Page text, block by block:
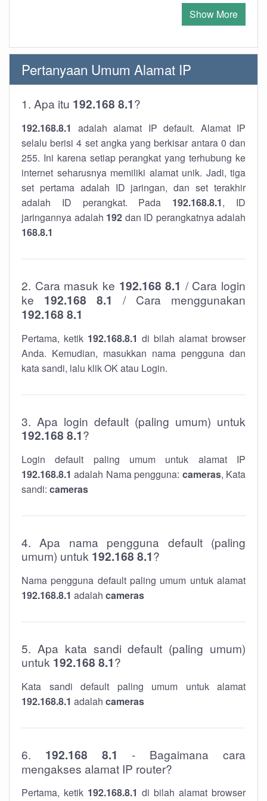
Show More
Pertanyaan Umum Alamat IP
1. Apa itu 192.168 8.1?
192.168.8.1
adalah alamat IP default. Alamat IP
selalu berisi 4 set angka yang berkisar antara 0 dan
255. Ini karena setiap perangkat yang terhubung ke
internet seharusnya memiliki alamat unik. Jadi, tiga
set pertama adalah ID jaringan, dan set terakhir
adalah ID perangkat. Pada 192.168.8.1, ID
jaringannya adalah 192 dan ID perangkatnya adalah
168.8.1
2. Cara masuk ke 192.168 8.1 / Cara login
ke 192.168 8.1 / Cara menggunakan
192.168 8.1
Pertama, ketik 192.168.8.1 di bilah alamat browser
Anda. Kemudian, masukkan nama pengguna dan
kata sandi, lalu klik OK atau Login.
3. Apa login default (paling umum) untuk
192.168 8.1?
Login default paling umum untuk alamat IP
192.168.8.1 adalah Nama pengguna: cameras, Kata
sandi: cameras
4. Apa nama pengguna default (paling
umum) untuk 192.168 8.1?
Nama pengguna default paling umum untuk alamat
192.168.8.1 adalah cameras
5. Apa kata sandi default (paling umum)
untuk 192.168 8.1?
Kata sandi default paling umum untuk alamat
192.168.8.1 adalah cameras
6. 192.168 8.1 - Bagaimana cara
mengakses alamat IP router?
Pertama, ketik 192.168.8.1 di bilah alamat browser